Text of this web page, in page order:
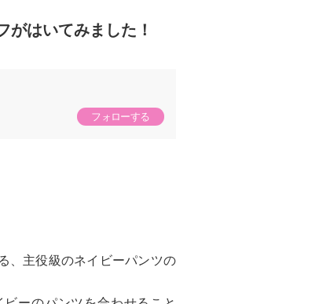
はいてみました！
フォローする
、主役級のネイビーパンツの